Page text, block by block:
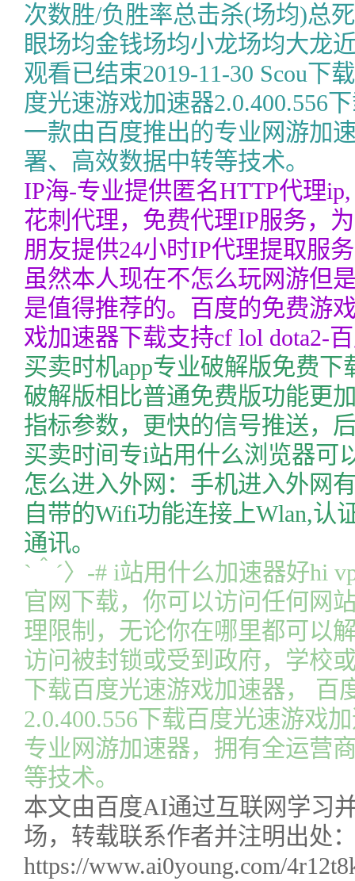
次数胜/负胜率总击杀(场均)总
眼场均金钱场均小龙场均大龙
观看已结束2019-11-30 Scou下
度光速游戏加速器2.0.400.556
一款由百度推出的专业网游加
署、高效数据中转等技术。
IP海-专业提供匿名HTTP代理
花刺代理，免费代理IP服务，
朋友提供24小时IP代理提取服
虽然本人现在不怎么玩网游但
是值得推荐的。百度的免费游
戏加速器下载支持cf lol dota2-
买卖时机app专业破解版免费
破解版相比普通免费版功能更
指标参数，更快的信号推送，
买卖时间专i站用什么浏览器可
怎么进入外网：手机进入外网
自带的Wifi功能连接上Wlan,认
通讯。
ˋ＾ˊ〉-# i站用什么加速器好hi
官网下载，你可以访问任何网
理限制，无论你在哪里都可以
访问被封锁或受到政府，学校
下载百度光速游戏加速器， 百
2.0.400.556下载百度光速游戏
专业网游加速器，拥有全运营
等技术。
本文由百度AI通过互联网学习
场，转载联系作者并注明出处
https://www.ai0young.com/